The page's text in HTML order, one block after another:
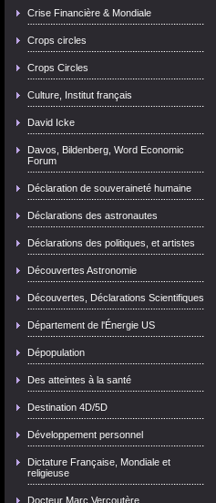
Crise Financière & Mondiale
Crops circles
Crops Circles
Culture, Institut français
David Icke
Davos, Bildenberg, Word Economic
Forum
Déclaration de souveraineté humaine
Déclarations des astronautes
Déclarations des politiques, et artistes
Découvertes Astronomie
Découvertes, Déclarations Scientifiques
Département de l'Énergie US
Dépopulation
Des atteintes à la santé
Destination 4D/5D
Développement personnel
Dictature Française, Mondiale et
religieuse
Docteur Marc Vercoutère